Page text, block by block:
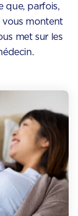
que, parfois,
vous montent
met sur les